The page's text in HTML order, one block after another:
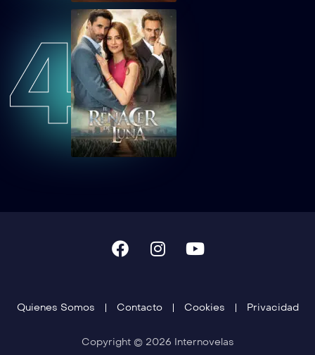
LMMEP27
Lobo, Morir Matando Capítulo 27
LMMEP28
Lobo, Morir Matando Capítulo 28
LMMEP29
Lobo, Morir Matando Capítulo 29
LMMEP31
LMMEP33
4
Quienes Somos Contacto Cookies Privacidad
Copyright © 2026 Internovelas